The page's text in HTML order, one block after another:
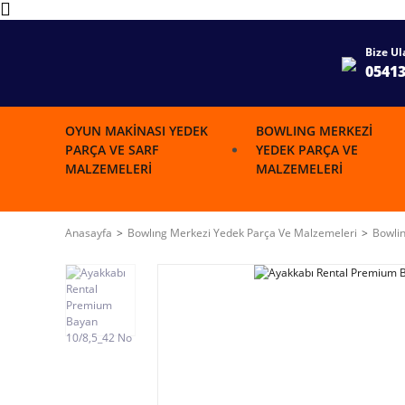
Bize
OYUN MAKINASI YEDEK
PARÇA VE SARF
MALZEMELERI
BOWLING MERKEZI
YEDEK PARÇA VE
MALZEMELERI
Anasayfa Bowlıng Merkezi Yedek Parça Ve Malzemeleri